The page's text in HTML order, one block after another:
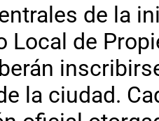
de la
Local de
la ciudad.